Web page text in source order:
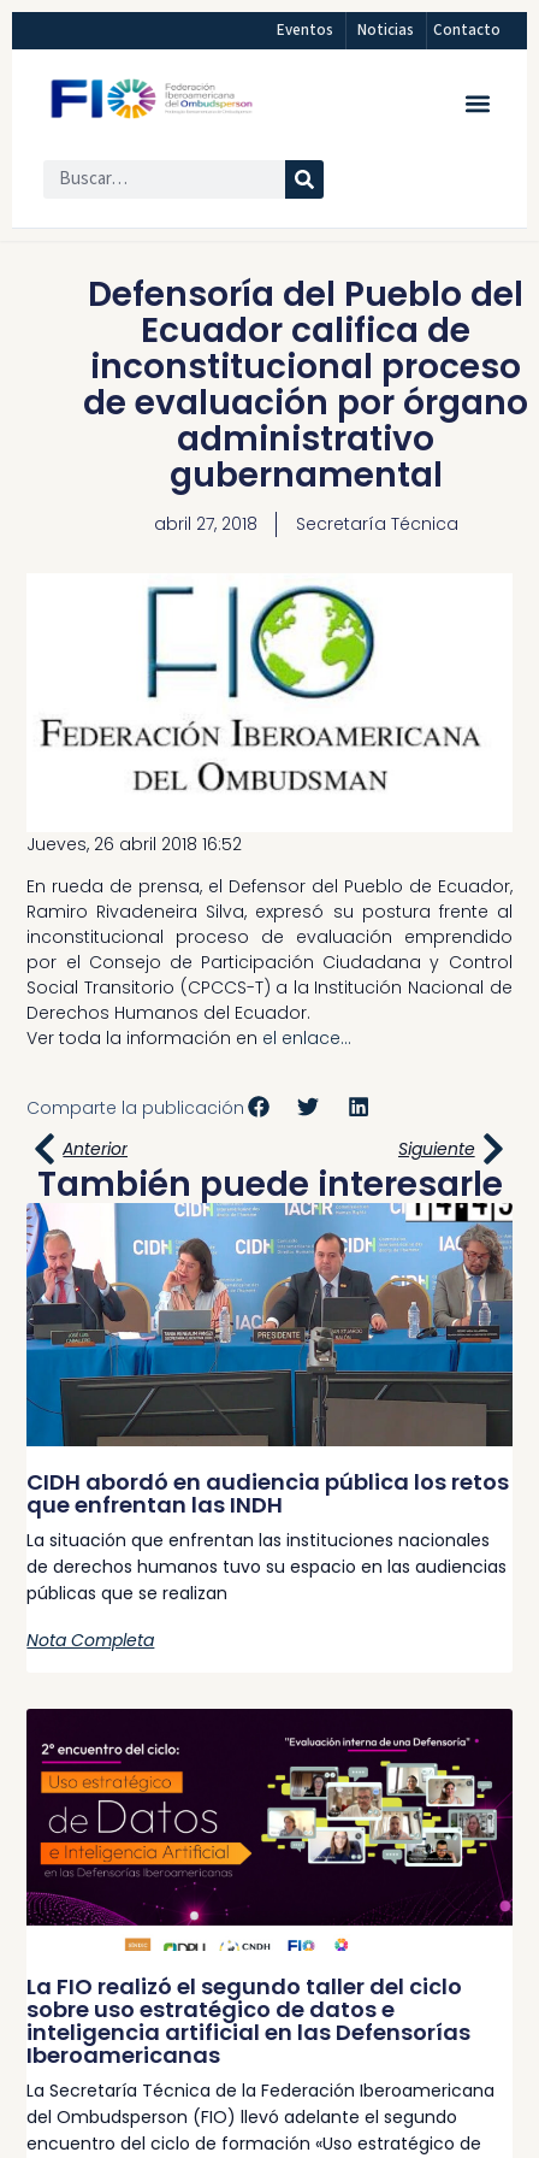
Eventos Noticias Contacto
Defensoría del Pueblo del
Ecuador califica de
inconstitucional proceso
de evaluación por órgano
administrativo
gubernamental
abril 27, 2018 Secretaría Técnica
Jueves, 26 abril 2018 16:52
En rueda de prensa, el Defensor del Pueblo de Ecuador,
Ramiro Rivadeneira Silva, expresó su postura frente al
inconstitucional proceso de evaluación emprendido
por el Consejo de Participación Ciudadana y Control
Social Transitorio (CPCCS-T) a la Institución Nacional de
Derechos Humanos del Ecuador.
Ver toda la información en el enlace…
Comparte la publicación
Anterior
Siguiente
También puede interesarle
CIDH abordó en audiencia pública los retos
que enfrentan las INDH
La situación que enfrentan las instituciones nacionales
de derechos humanos tuvo su espacio en las audiencias
públicas que se realizan
Nota Completa
La FIO realizó el segundo taller del ciclo
sobre uso estratégico de datos e
inteligencia artificial en las Defensorías
Iberoamericanas
La Secretaría Técnica de la Federación Iberoamericana
del Ombudsperson (FIO) llevó adelante el segundo
encuentro del ciclo de formación «Uso estratégico de